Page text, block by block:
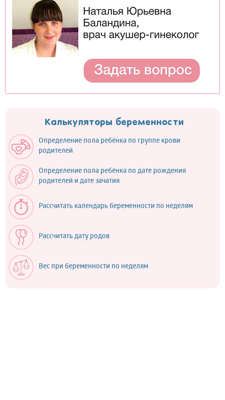
Калькуляторы беременности
Определение пола ребёнка по группе крови
родителей
Определение пола ребёнка по дате рождения
родителей и дате зачатия
Рассчитать календарь беременности по неделям
Рассчитать дату родов
Вес при беременности по неделям